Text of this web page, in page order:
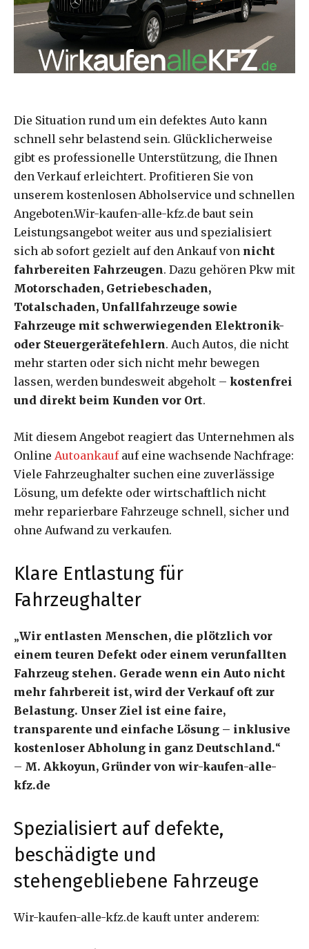
Die Situation rund um ein defektes Auto kann
schnell sehr belastend sein. Glücklicherweise
gibt es professionelle Unterstützung, die Ihnen
den Verkauf erleichtert. Profitieren Sie von
unserem kostenlosen Abholservice und schnellen
Angeboten.Wir-kaufen-alle-kfz.de baut sein
Leistungsangebot weiter aus und spezialisiert
sich ab sofort gezielt auf den Ankauf von nicht
fahrbereiten Fahrzeugen. Dazu gehören Pkw mit
Motorschaden, Getriebeschaden,
Totalschaden, Unfallfahrzeuge sowie
Fahrzeuge mit schwerwiegenden Elektronik-
oder Steuergerätefehlern. Auch Autos, die nicht
mehr starten oder sich nicht mehr bewegen
lassen, werden bundesweit abgeholt – kostenfrei
und direkt beim Kunden vor Ort.
Mit diesem Angebot reagiert das Unternehmen als
Online Autoankaufauf eine wachsende Nachfrage:
Viele Fahrzeughalter suchen eine zuverlässige
Lösung, um defekte oder wirtschaftlich nicht
mehr reparierbare Fahrzeuge schnell, sicher und
ohne Aufwand zu verkaufen.
Klare Entlastung für
Fahrzeughalter
„Wir entlasten Menschen, die plötzlich vor
einem teuren Defekt oder einem verunfallten
Fahrzeug stehen. Gerade wenn ein Auto nicht
mehr fahrbereit ist, wird der Verkauf oft zur
Belastung. Unser Ziel ist eine faire,
transparente und einfache Lösung – inklusive
kostenloser Abholung in ganz Deutschland.“
– M. Akkoyun, Gründer von wir-kaufen-alle-
kfz.de
Spezialisiert auf defekte,
beschädigte und
stehengebliebene Fahrzeuge
Wir-kaufen-alle-kfz.de kauft unter anderem: